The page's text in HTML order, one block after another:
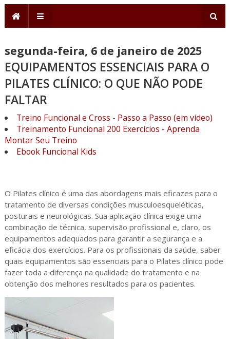
segunda-feira, 6 de janeiro de 2025
EQUIPAMENTOS ESSENCIAIS PARA O
PILATES CLÍNICO: O QUE NÃO PODE
FALTAR
Treino Funcional e Cross - Passo a Passo (em vídeo)
Treinamento Funcional 200 Exercícios - Aprenda
Montar Seu Treino
Ebook Funcional Kids
O Pilates clínico é uma das abordagens mais eficazes para o
tratamento de diversas condições musculoesqueléticas,
posturais e neurológicas. Sua aplicação clínica exige uma
combinação de técnica, supervisão profissional e, claro, os
equipamentos adequados para garantir a segurança e a
eficácia dos exercícios. Para os profissionais da saúde, saber
quais equipamentos são essenciais para o Pilates clínico pode
fazer toda a diferença na qualidade do tratamento e na
obtenção dos melhores resultados para os pacientes.